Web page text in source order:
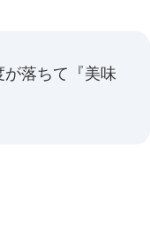
が落ちて『美味